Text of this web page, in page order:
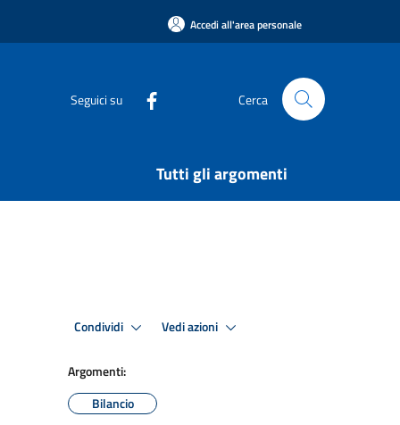
Accedi all'area personale
Seguici su Cerca
Tutti gli argomenti
Condividi Vedi azioni
Argomenti:
Bilancio